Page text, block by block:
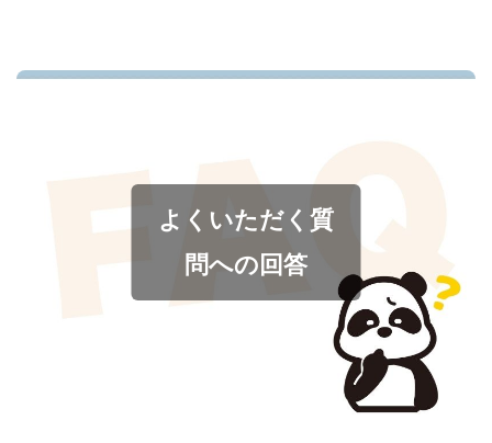
よくいただく質
問への回答